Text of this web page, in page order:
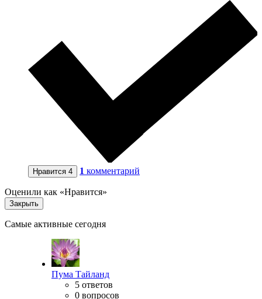
Нравится 4 1 комментарий
Оценили как «Нравится»
Закрыть
Самые активные сегодня
Пума Тайланд
5 ответов
0 вопросов